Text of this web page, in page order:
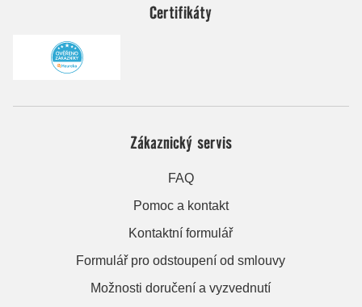
Certifikáty
Zákaznický servis
FAQ
Pomoc a kontakt
Kontaktní formulář
Formulář pro odstoupení od smlouvy
Možnosti doručení a vyzvednutí